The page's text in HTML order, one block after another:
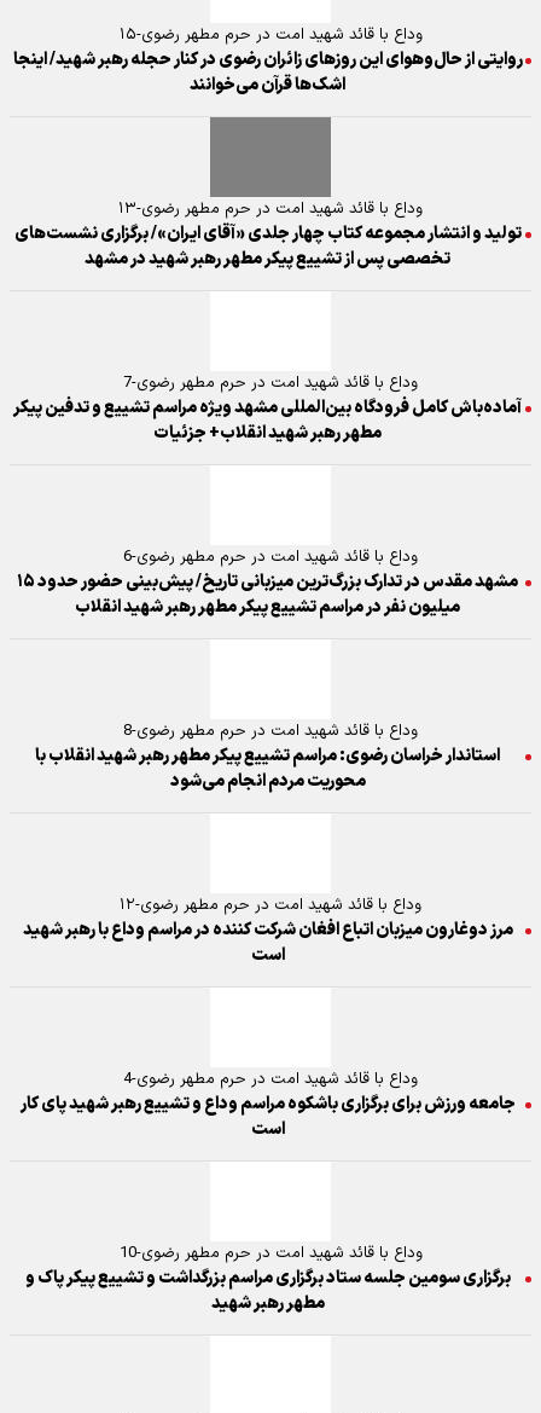
وداع با قائد شهید امت در حرم مطهر رضوی-۱۵
روایتی از حال‌وهوای این روز‌های زائران رضوی در کنار حجله رهبر شهید/ اینجا
اشک‌ها قرآن می‌خوانند
وداع با قائد شهید امت در حرم مطهر رضوی-۱۳
تولید و انتشار مجموعه کتاب چهار جلدی «آقای ایران»/ برگزاری نشست‌های
تخصصی پس از تشییع پیکر مطهر رهبر شهید در مشهد
وداع با قائد شهید امت در حرم مطهر رضوی-7
آماده‌باش کامل فرودگاه بین‌المللی مشهد ویژه مراسم تشییع و تدفین پیکر
مطهر رهبر شهید انقلاب+ جزئیات
وداع با قائد شهید امت در حرم مطهر رضوی-6
مشهد مقدس در تدارک بزرگ‌ترین میزبانی تاریخ/ پیش‌بینی حضور حدود ۱۵
میلیون نفر در مراسم تشییع پیکر مطهر رهبر شهید انقلاب
وداع با قائد شهید امت در حرم مطهر رضوی-8
استاندار خراسان رضوی: مراسم تشییع پیکر مطهر رهبر شهید انقلاب با
محوریت مردم انجام می‌شود
وداع با قائد شهید امت در حرم مطهر رضوی-۱۲
مرز دوغارون میزبان اتباع افغان شرکت کننده در مراسم وداع با رهبر شهید
است
وداع با قائد شهید امت در حرم مطهر رضوی-4
جامعه ورزش برای برگزاری باشکوه مراسم وداع و تشییع رهبر شهید پای کار
است
وداع با قائد شهید امت در حرم مطهر رضوی-10
برگزاری سومین جلسه ستاد برگزاری مراسم بزرگداشت و تشییع پیکر پاک و
مطهر رهبر شهید